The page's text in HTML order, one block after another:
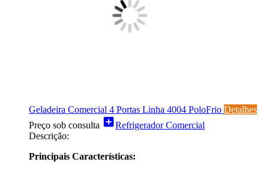
Geladeira Comercial 4 Portas Linha 4004 PoloFrio Detalhes
Preço sob consulta add_boxRefrigerador Comercial
Descrição:
Principais Características: